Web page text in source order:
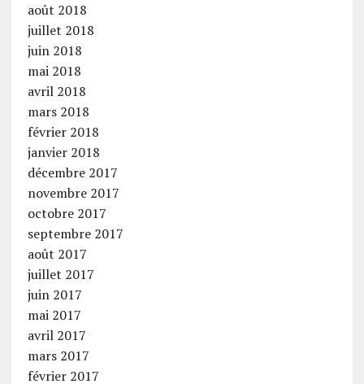
août 2018
juillet 2018
juin 2018
mai 2018
avril 2018
mars 2018
février 2018
janvier 2018
décembre 2017
novembre 2017
octobre 2017
septembre 2017
août 2017
juillet 2017
juin 2017
mai 2017
avril 2017
mars 2017
février 2017